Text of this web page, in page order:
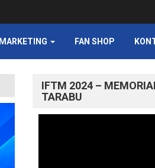
MARKETING FAN SHOP
IFTM 2024 –
TARABU